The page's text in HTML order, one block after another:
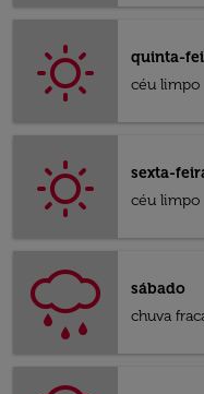
quinta-
céu limpo
sexta-
céu limpo
sábado
chuva